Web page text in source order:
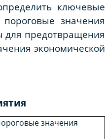
ключевые
значения
для предотвращения
экономической
значения